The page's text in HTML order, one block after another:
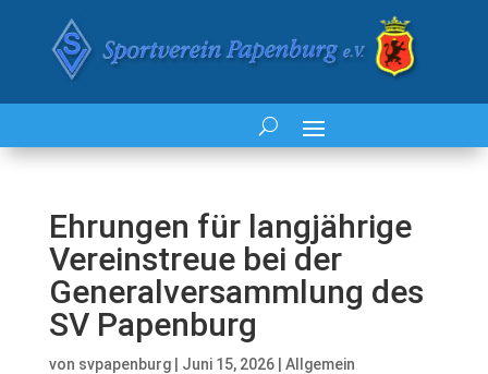
Ehrungen für langjährige
Vereinstreue bei der
Generalversammlung des
SV Papenburg
von svpapenburg| Juni 15, 2026| Allgemein